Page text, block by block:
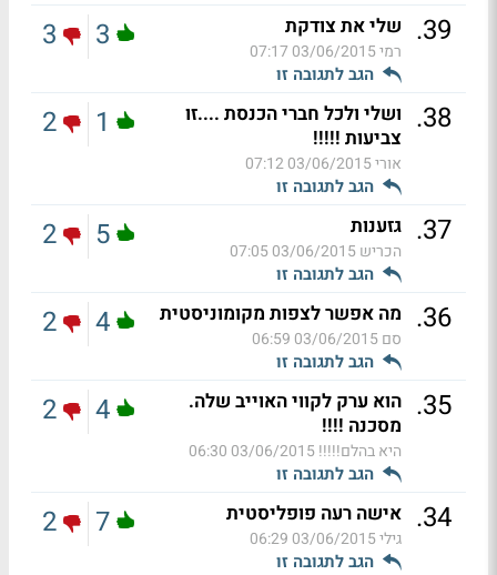
39
. שלי את צודקת
רמי03/06/2015 07:17
הגב לתגובה זו
3
3
38
. ושלי ולכל חברי הכנסת ....זו
צביעות !!!!!
אורי03/06/2015 07:12
הגב לתגובה זו
1
2
37
. גזענות
הכריש03/06/2015 07:05
הגב לתגובה זו
5
2
36
. מה אפשר לצפות מקומוניסטית
סם03/06/2015 06:59
הגב לתגובה זו
4
2
35
.
הוא ערק לקווי האוייב שלה.
מסכנה !!!!
היא בהלם!!!!!03/06/2015 06:30
הגב לתגובה זו
4
2
34
. אישה רעה פופליסטית
גילי03/06/2015 06:29
הגב לתגובה זו
7
2